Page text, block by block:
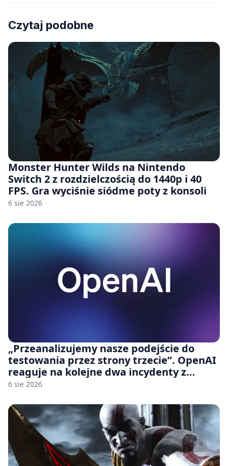
Czytaj podobne
Monster Hunter Wilds na Nintendo
Switch 2 z rozdzielczością do 1440p i 40
FPS. Gra wyciśnie siódme poty z konsoli
6 sie 2026
„Przeanalizujemy nasze podejście do
testowania przez strony trzecie”. OpenAI
reaguje na kolejne dwa incydenty z
udziałem autorskich modeli
6 sie 2026